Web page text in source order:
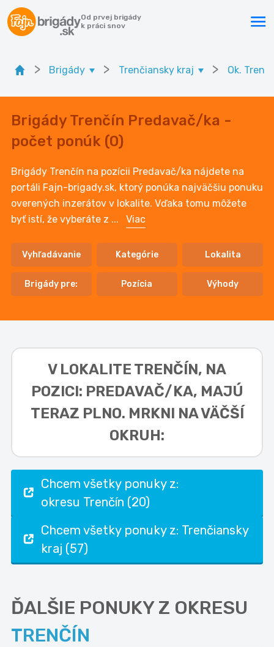
Od prvej brigády
k práci snov
> Brigády > Trenčiansky kraj > Ok.
Brigády Trenčín Predavač/ka -
počet ponúk (0)
Brigády Trenčín na pozícii Predavač/ka nájdete na
portáli Fajn-brigady.sk, ktorý ponúka najväčšiu ponuku
overených inzerátov v lokalite. Vďaka tomu môžete
byť istí, že vyberáte z ... Viac
Vyhľadávanie Kategórie Lokalita
Brigády pre: Pozícia Výhody
V LOKALITE TRENČÍN, NA
POZICI: PREDAVAČ/KA, MAJÚ
TERAZ PLNO. MRKNI NA VÄČŠÍ
OKRUH:
Chcem všetky ponuky z:
okresu Trenčín (20)
Chcem všetky ponuky z: Trenčiansky
kraj (57)
ĎALŠIE PONUKY Z OKRESU
TRENČÍN